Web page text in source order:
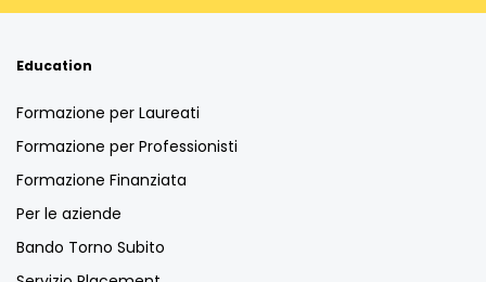
Education
Formazione per Laureati
Formazione per Professionisti
Formazione Finanziata
Per le aziende
Bando Torno Subito